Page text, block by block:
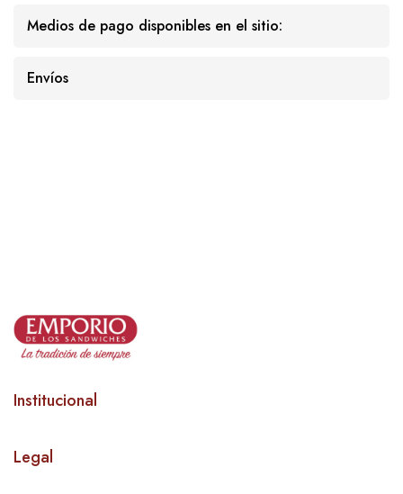
Medios de pago disponibles en el sitio:
Envíos
Institucional
Legal